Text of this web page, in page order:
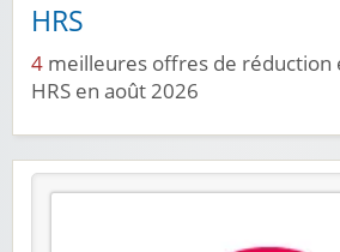
HRS
4 meilleures offres de réduction
HRS en août 2026